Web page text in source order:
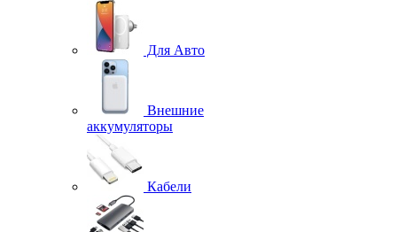
Для Авто
Внешние
аккумуляторы
Кабели